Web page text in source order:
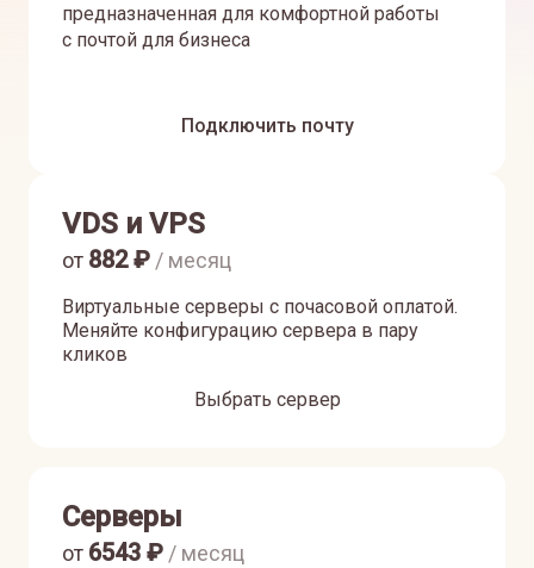
предназначенная для комфортной работы
с почтой для бизнеса
Подключить почту
VDS и VPS
Виртуальные серверы с почасовой оплатой.
Меняйте конфигурацию сервера в пару
кликов
от 882₽ / месяц
Выбрать сервер
Серверы
от 6543 ₽ / месяц